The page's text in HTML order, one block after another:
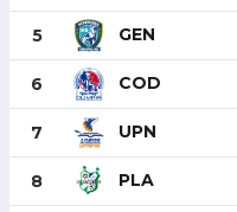
5 GEN
6 COD
7 UPN
8 PLA